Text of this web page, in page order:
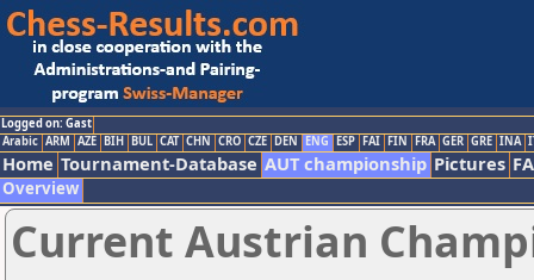
Logged on: Gast
Arabic ARM AZE BIH BUL CAT CHN CRO CZE DEN ENG ESP FAI FIN FRA GER GRE INA
Home Tournament-Database AUT championship Pictures
Overview
Current Austrian